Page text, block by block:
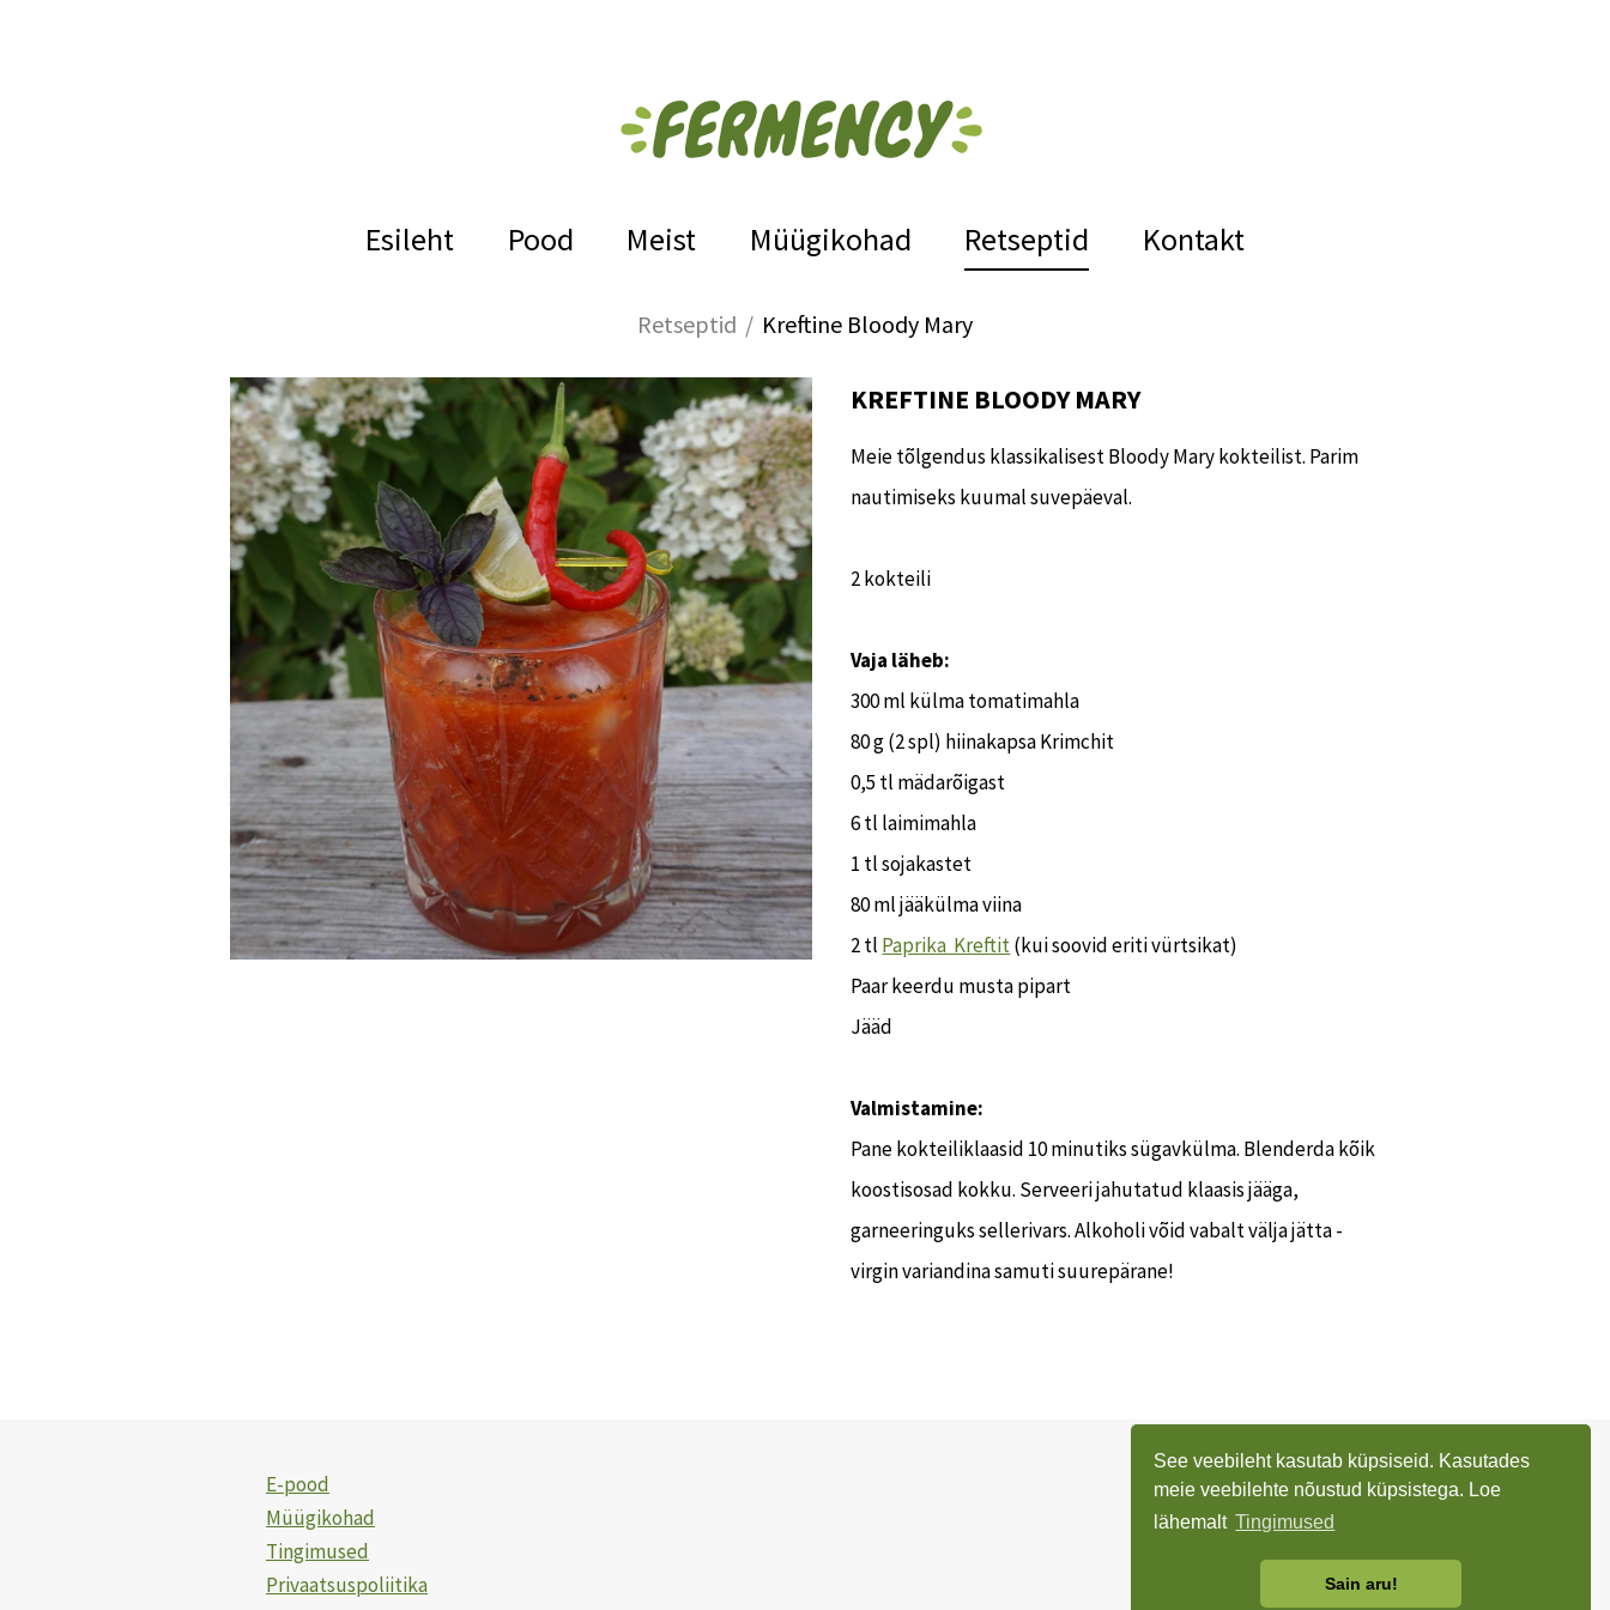
See veebileht kasutab küpsiseid. Kasutades
meie veebilehte nõustud küpsistega. Loe
lähemalt Tingimused
Sain aru!
Esileht Pood Meist Müügikohad Retseptid Kontakt
Retseptid / Kreftine Bloody Mary
KREFTINE BLOODY MARY
Meie tõlgendus klassikalisest Bloody Mary kokteilist. Parim
nautimiseks kuumal suvepäeval.
2 kokteili
Vaja läheb:
300 ml külma tomatimahla
80 g (2 spl) hiinakapsaKrimchit
0,5 tl mädarõigast
6 tl laimimahla
1 tl sojakastet
80 ml jääkülma viina
2 tl Paprika Kreftit(kui soovid eriti vürtsikat)
Paar keerdu musta pipart
Jääd
Valmistamine:
Pane kokteiliklaasid 10 minutiks sügavkülma. Blenderda kõik
koostisosad kokku. Serveeri jahutatud klaasis jääga,
garneeringuks sellerivars. Alkoholi võid vabalt välja jätta -
virgin variandina samuti suurepärane!
E-pood
Müügikohad
Tingimused
Privaatsuspoliitika